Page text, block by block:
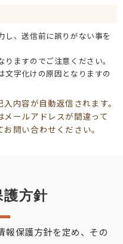
し、送信前に誤りがない事を
ますのでご注意ください。
字化けの原因となりますの
内容が自動返信されます。
ールアドレスが間違って
問い合わせください。
方針
報保護方針を定め、その